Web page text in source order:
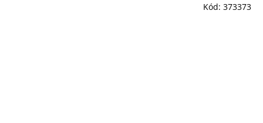
Kód: 373373